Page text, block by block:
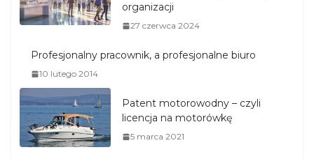
organizacji
27 czerwca 2024
Profesjonalny pracownik, a profesjonalne biuro
10 lutego 2014
Patent motorowodny – czyli
licencja na motorówkę
5 marca 2021